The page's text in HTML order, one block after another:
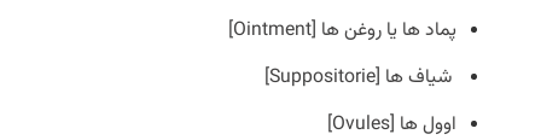
پماد ها یا روغن ها [Ointment]
شیاف ها [Suppositorie]
اوول ها [Ovules]